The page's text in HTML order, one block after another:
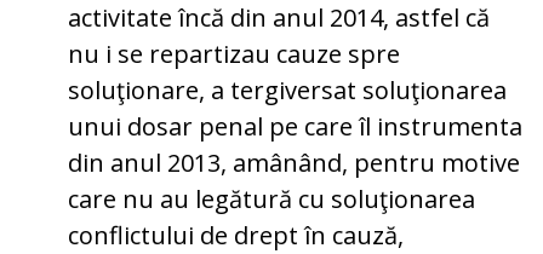
activitate încă din anul 2014, astfel că
nu i se repartizau cauze spre
soluţionare, a tergiversat soluţionarea
unui dosar penal pe care îl instrumenta
din anul 2013, amânând, pentru motive
care nu au legătură cu soluţionarea
conflictului de drept în cauză,